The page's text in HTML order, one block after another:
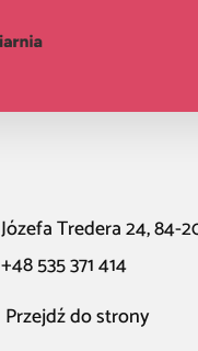
Józefa Tredera 24, 84-
+48 535 371 414
Przejdź do strony